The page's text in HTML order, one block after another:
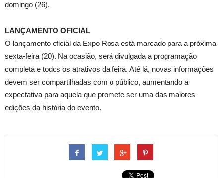
domingo (26).
LANÇAMENTO OFICIAL
O lançamento oficial da Expo Rosa está marcado para a próxima
sexta-feira (20). Na ocasião, será divulgada a programação
completa e todos os atrativos da feira. Até lá, novas informações
devem ser compartilhadas com o público, aumentando a
expectativa para aquela que promete ser uma das maiores
edições da história do evento.